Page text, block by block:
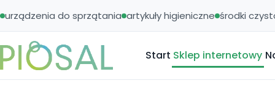
urządzenia do sprzątania artykuły higieniczne środki
Start Sklep internetowy